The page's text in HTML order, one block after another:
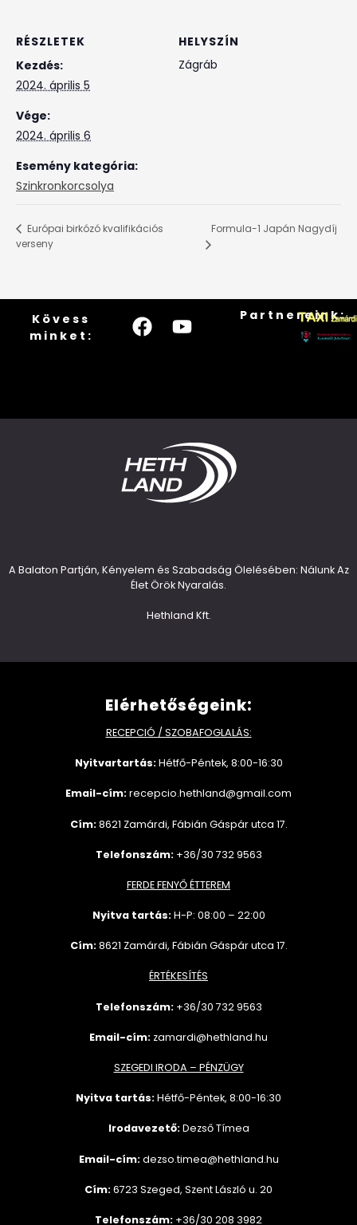
RÉSZLETEK
Kezdés:
2024. április 5
Vége:
2024. április 6
Esemény kategória:
Szinkronkorcsolya
HELYSZÍN
Zágráb
Európai birkózó kvalifikációs
verseny
Formula-1 Japán Nagydíj
Kövess
minket:
Partnereink:
A Balaton Partján, Kényelem és Szabadság Ölelésében: Nálunk Az
Élet Örök Nyaralás.
Hethland Kft.
Elérhetőségeink:
RECEPCIÓ / SZOBAFOGLALÁS:
Nyitvartartás:Hétfő-Péntek, 8:00-16:30
Email-cím:recepcio.hethland@gmail.com
Cím:8621 Zamárdi, Fábián Gáspár utca 17.
Telefonszám: +36/30 732 9563
FERDE FENYŐ ÉTTEREM
Nyitva tartás:H-P: 08:00 – 22:00
Cím:8621 Zamárdi, Fábián Gáspár utca 17.
ÉRTÉKESÍTÉS
Telefonszám: +36/30 7329563
Email-cím: zamardi@hethland.hu
SZEGEDI IRODA – PÉNZÜGY
Nyitva tartás:Hétfő-Péntek, 8:00-16:30
Irodavezető:Dezső Tímea
Email-cím: dezso.timea@hethland.hu
Cím:6723 Szeged, Szent László u. 20
Telefonszám: +36/30 208 3982